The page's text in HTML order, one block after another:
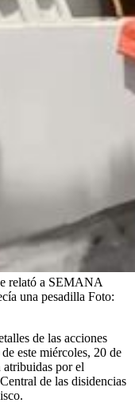
relató a SEMANA
una pesadilla Foto:
de las acciones
este miércoles, 20 de
por el
de las disidencias